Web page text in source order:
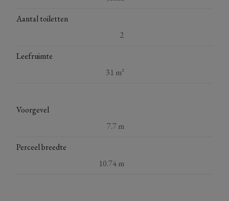
Aantal toiletten
2
Leefruimte
31 m²
Voorgevel
7.7 m
Perceel breedte
10.74 m